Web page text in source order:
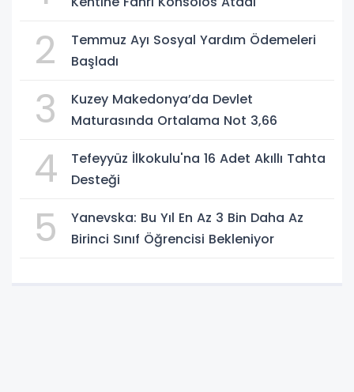
2
Temmuz Ayı Sosyal Yardım Ödemeleri
Başladı
3
Kuzey Makedonya’da Devlet
Maturasında Ortalama Not 3,66
4
Tefeyyüz İlkokulu'na 16 Adet Akıllı Tahta
Desteği
5
Yanevska: Bu Yıl En Az 3 Bin Daha Az
Birinci Sınıf Öğrencisi Bekleniyor